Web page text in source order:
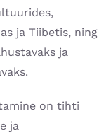
ja Tiibetis, ning
ja
on tihti
ja